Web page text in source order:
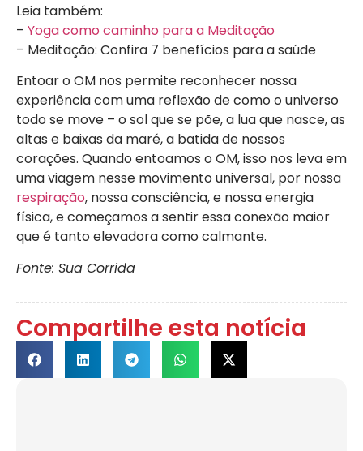
Leia também:
– Yoga como caminho para a Meditação
– Meditação: Confira 7 benefícios para a saúde
Entoar o OM nos permite reconhecer nossa
experiência com uma reflexão de como o universo
todo se move – o sol que se põe, a lua que nasce, as
altas e baixas da maré, a batida de nossos
corações. Quando entoamos o OM, isso nos leva em
uma viagem nesse movimento universal, por nossa
respiração, nossa consciência, e nossa energia
física, e começamos a sentir essa conexão maior
que é tanto elevadora como calmante.
Fonte: Sua Corrida
Compartilhe esta notícia